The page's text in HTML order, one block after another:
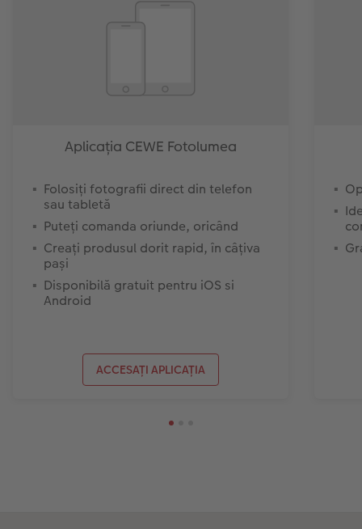
Aplicația CEWE Fotolumea
Folosiți fotografii direct din telefon
sau tabletă
Puteți comanda oriunde, oricând
Creați produsul dorit rapid, în câțiva
pași
Disponibilă gratuit pentru iOS si
Android
ACCESAȚI APLICAȚIA